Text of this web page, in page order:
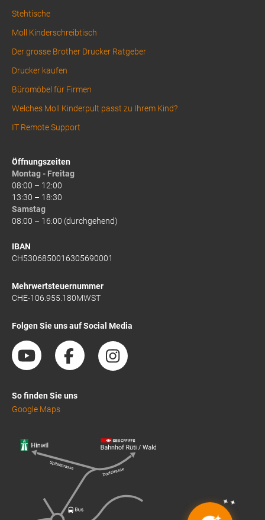
Stehtische
Moll Kinderschreibtisch
Der grosse Brother Drucker Ratgeber
Drucker kaufen
Büromöbel für Firmen
Welches Moll Kinderpult passt zu Ihrem Kind?
IT Remote Support
Öffnungszeiten
Montag - Freitag
08:00 – 12:00
13:30 – 18:30
Samstag
08:00 – 16:00 (durchgehend)
IBAN
CH5306850016305690001
Mehrwertsteuernummer
CHE-106.955.180MWST
Folgen Sie uns auf Social Media
So finden Sie uns
Google Maps
✦
✦